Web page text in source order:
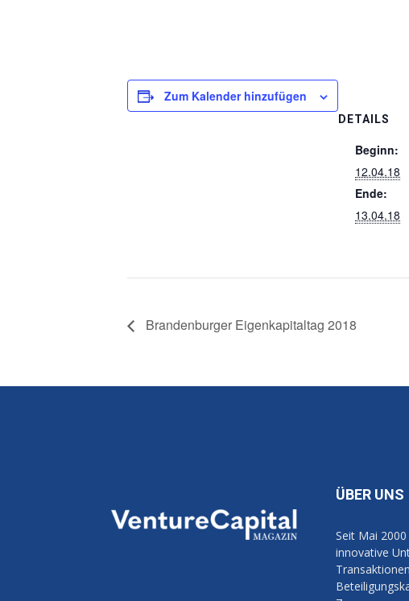
Zum Kalender hinzufügen
DETAILS
Beginn:
12.04.18
Ende:
13.04.18
Brandenburger Eigenkapitaltag 2018
ÜBER UNS
Seit Mai
innovative